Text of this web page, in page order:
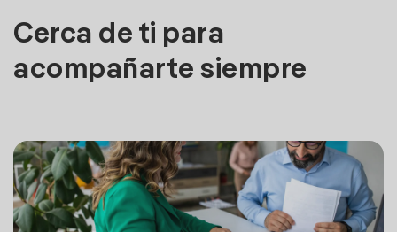
Cerca de ti para
acompañarte siempre